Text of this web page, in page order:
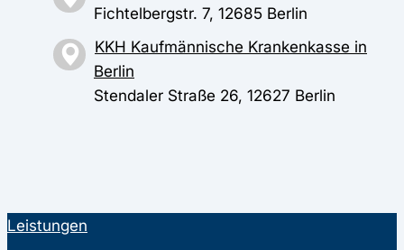
Fichtelbergstr. 7, 12685 Berlin
KKH Kaufmännische Krankenkasse in
Berlin
Stendaler Straße 26, 12627 Berlin
Leistungen